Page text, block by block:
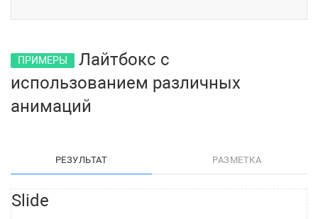
ПРИМЕРЫ
Лайтбокс с
использованием различных
анимаций
РЕЗУЛЬТАТ РАЗМЕТКА
Slide